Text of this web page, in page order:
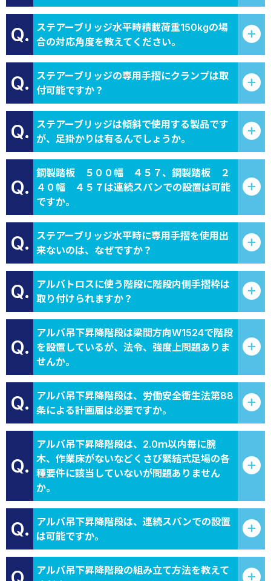
Q.
ステアーブリッジ水平時積載荷重150kgの場
合の対応角度を教えてください。
Q.
ステアーブリッジの専用手摺にクランプは取
付可能ですか？
Q.
ステアーブリッジは傾斜で使用する製品です
が、足掛かりは有るんでしょうか。
Q.
鋼製踏板 ５００幅 ４５７、鋼製踏板 ２
４０幅 ４５７は連続スパンでの設置は可能
ですか。
Q.
ステアーブリッジ水平時に専用手摺を使用出
来ないのは、なぜですか？
Q.
アルバトロスに使う階段に階段内側手摺枠は
取り付けられますか？
Q.
アルバ吊下昇降階段は梁間方向W1524で階段
を設置しているが、法令、強度上問題ありま
せんか。
Q.
アルバ吊下昇降階段は、労働安全衛生法第88
条による計画届は必要ですか。
Q.
アルバ吊下昇降階段は、2.0ｍ以内毎に腕
木、作業床がないなどくさび緊結式足場の各
種要件に該当していないが問題ありません
か。
Q.
アルバ吊下昇降階段は、連続スパンでの設置
は可能ですか。
アルバ吊下昇降階段の組み立て方法を教えて